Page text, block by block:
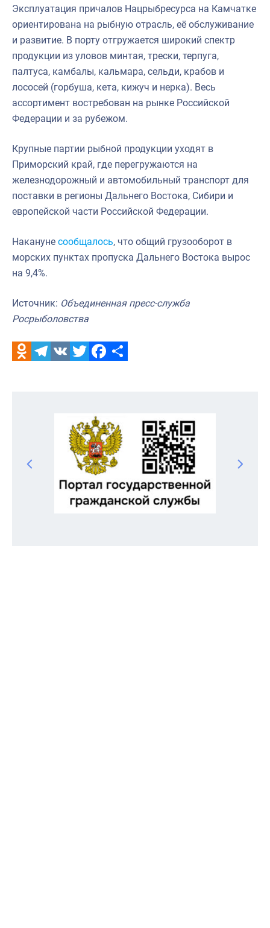
Эксплуатация причалов Нацрыбресурса на Камчатке
ориентирована на рыбную отрасль, её обслуживание
и развитие. В порту отгружается широкий спектр
продукции из уловов минтая, трески, терпуга,
палтуса, камбалы, кальмара, сельди, крабов и
лососей (горбуша, кета, кижуч и нерка). Весь
ассортимент востребован на рынке Российской
Федерации и за рубежом.
Крупные партии рыбной продукции уходят в
Приморский край, где перегружаются на
железнодорожный и автомобильный транспорт для
поставки в регионы Дальнего Востока, Сибири и
европейской части Российской Федерации.
Накануне сообщалось, что общий грузооборот в
морских пунктах пропуска Дальнего Востока вырос
на 9,4%.
Источник: Объединенная пресс-служба
Росрыболовства